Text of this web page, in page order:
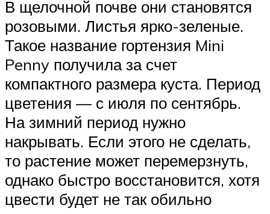
В щелочной почве они становятся
розовыми. Листья ярко-зеленые.
Такое название гортензия Mini
Penny получила за счет
компактного размера куста. Период
цветения — с июля по сентябрь.
На зимний период нужно
накрывать. Если этого не сделать,
то растение может перемерзнуть,
однако быстро восстановится, хотя
цвести будет не так обильно